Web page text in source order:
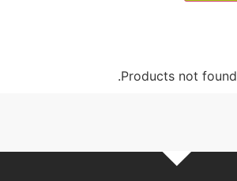
Products not found.